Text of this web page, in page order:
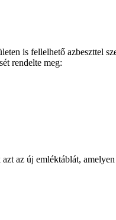
is fellelhető azbeszttel
rendelte meg:
az új emléktáblát,